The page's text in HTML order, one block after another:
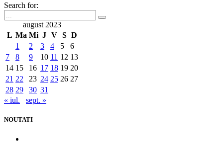
Search for:
august 2023
L Ma Mi J V S D
1
2 3 4 5
6
7
8 9 10 11 12 13
14 15 16 17 18 19 20
21 22 23 24 25 26 27
28 29 30 31
« iul.
sept. »
NOUTATI